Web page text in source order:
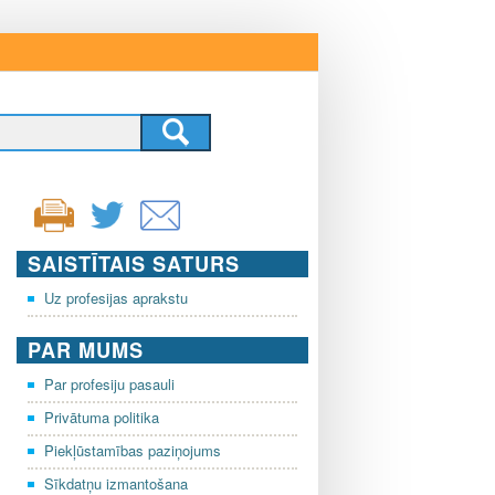
SAISTĪTAIS SATURS
Uz profesijas aprakstu
PAR MUMS
Par profesiju pasauli
Privātuma politika
Piekļūstamības paziņojums
Sīkdatņu izmantošana